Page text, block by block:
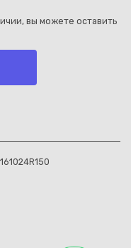
вы можете оставить